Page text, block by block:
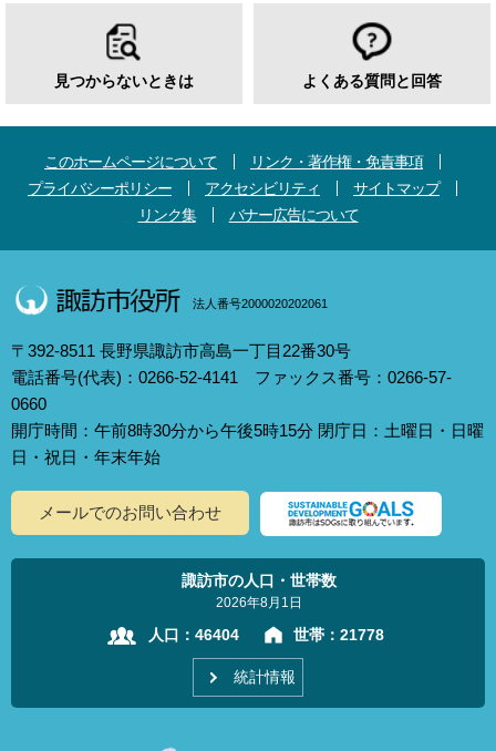
見つからないときは よくある質問と回答
このホームページについて
リンク・著作権・免責事項
プライバシーポリシー
アクセシビリティ
サイトマップ
リンク集
バナー広告について
法人番号2000020202061
〒392-8511 長野県諏訪市高島一丁目22番30号
電話番号(代表)：0266-52-4141 ファックス番号：0266-57-
0660
開庁時間：午前8時30分から午後5時15分 閉庁日：土曜日・日曜
日・祝日・年末年始
メールでのお問い合わせ
諏訪市の人口・世帯数
2026年8月1日
人口： 46404 世帯： 21778
統計情報